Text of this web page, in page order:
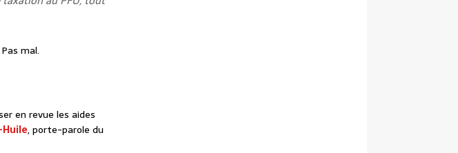
mal.
en revue les aides
, porte-parole du